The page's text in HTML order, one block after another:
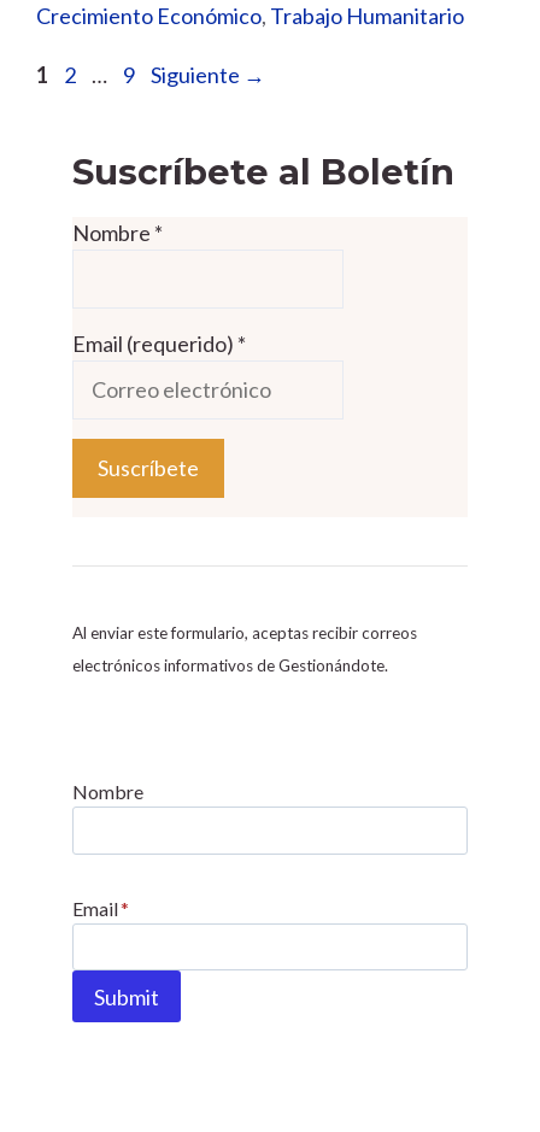
Crecimiento Económico, Trabajo Humanitario
Página
1 Página
2 … Página
9 Siguiente →
Suscríbete al Boletín
Nombre *
Email (requerido) *
o
s
t
C
n
a
U
Al enviar este formulario, aceptas recibir correos
electrónicos informativos de Gestionándote.
Nombre
Email*
Submit